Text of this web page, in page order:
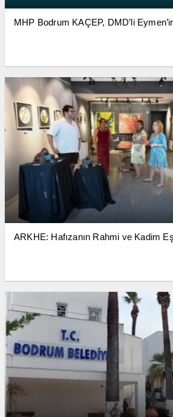
MHP Bodrum KAÇEP, DMD’li
ARKHE: Hafızanın Rahmi ve Kadim